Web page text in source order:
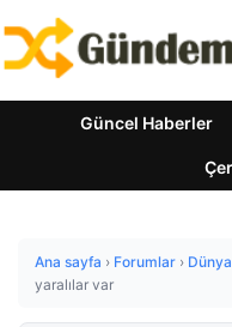
Güncel Haberler
Ana sayfa › Forumlar › Dünya
yaralılar var